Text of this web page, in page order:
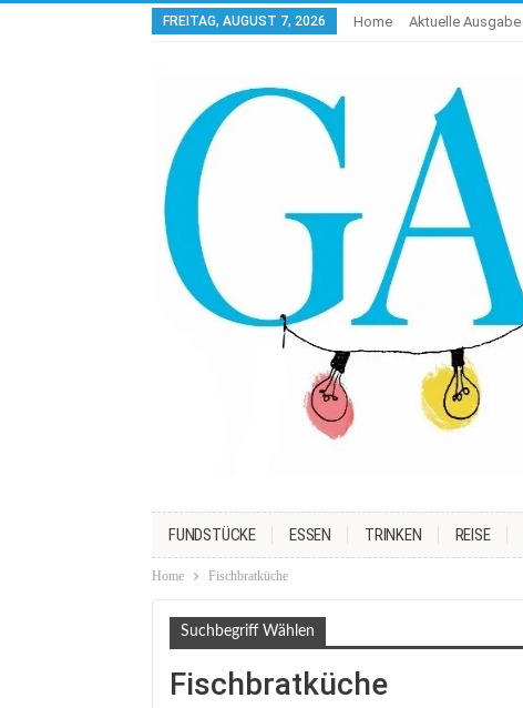
FREITAG, AUGUST 7, 2026 Home Aktuelle Ausgabe
FUNDSTÜCKE ESSEN TRINKEN REISE
Home Fischbratküche
Suchbegriff Wählen
Fischbratküche